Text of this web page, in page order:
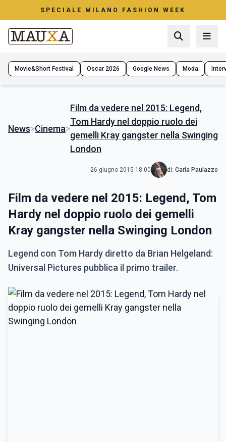
SPECIALE MILANO FASHION WEEK
Movie&Short Festival Oscar 2026 Google News Moda
News>Cinema>
Film da vedere nel 2015: Legend,
Tom Hardy nel doppio ruolo dei
gemelli Kray gangster nella Swinging
London
26 giugno 2015 18:00 di: Carla Paulazzo
Film da vedere nel 2015: Legend, Tom
Hardy nel doppio ruolo dei gemelli
Kray gangster nella Swinging London
Legend con Tom Hardy diretto da Brian Helgeland:
Universal Pictures pubblica il primo trailer.